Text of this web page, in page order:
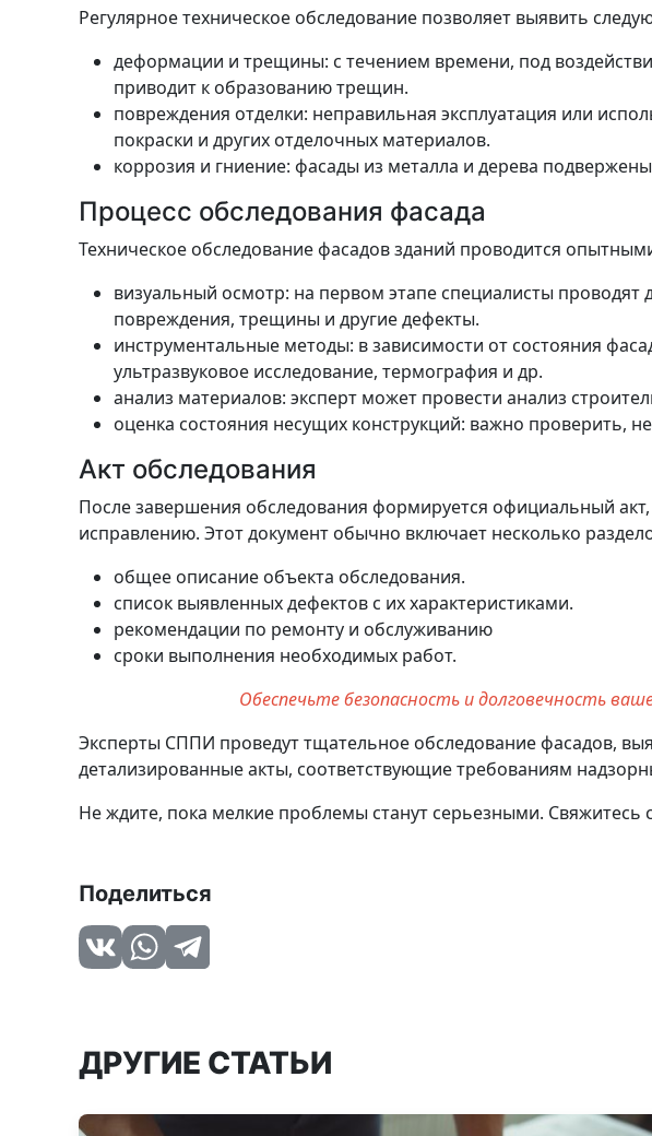
Регулярное техническое обследование позволяет выявить
деформации и трещины: с течением времени, под
приводит к образованию трещин.
повреждения отделки: неправильная эксплуатация или
покраски и других отделочных материалов.
коррозия и гниение: фасады из металла и дерева
Процесс обследования фасада
Техническое обследование фасадов зданий проводится
визуальный осмотр: на первом этапе специалисты
повреждения, трещины и другие дефекты.
инструментальные методы: в зависимости от состояния
ультразвуковое исследование, термография и др.
анализ материалов: эксперт может провести анализ
оценка состояния несущих конструкций: важно проверить,
Акт обследования
После завершения обследования формируется официальный
исправлению. Этот документ обычно включает несколько
общее описание объекта обследования.
список выявленных дефектов с их характеристиками.
рекомендации по ремонту и обслуживанию
сроки выполнения необходимых работ.
Обеспечьте безопасность и долговечность
Эксперты СППИ проведут тщательное обследование фасадов,
детализированные акты, соответствующие требованиям
Не ждите, пока мелкие проблемы станут серьезными.
Поделиться
ДРУГИЕ СТАТЬИ